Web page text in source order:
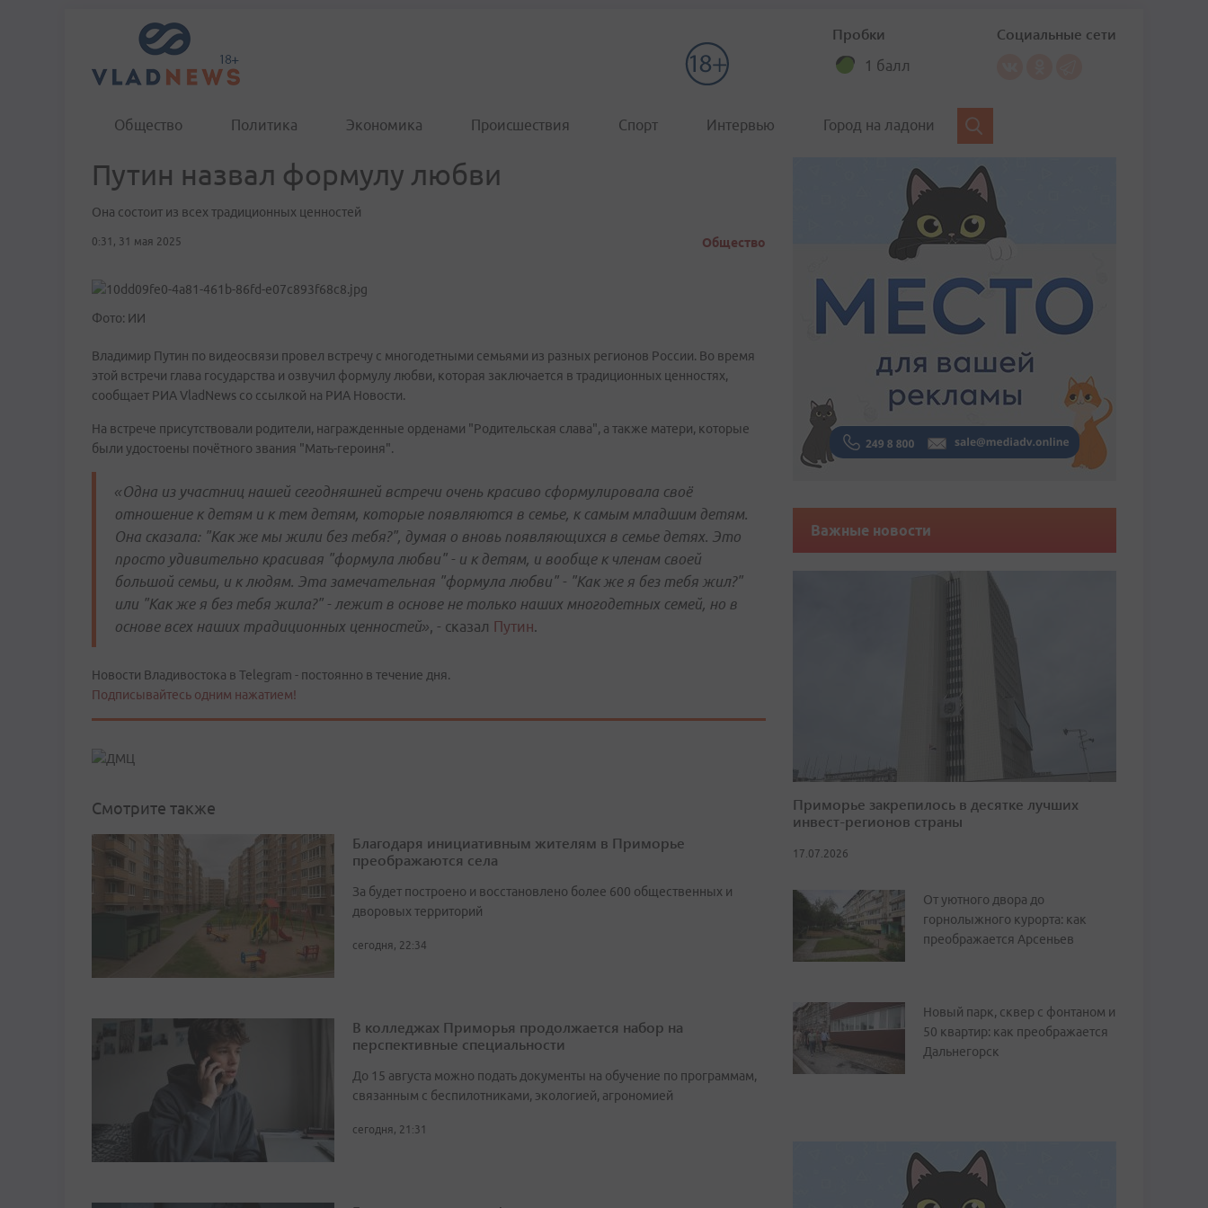
Пробки
1 балл
Социальные сети
Общество Политика Экономика Происшествия Спорт Интервью Город на ладони
Путин назвал формулу любви
Она состоит из всех традиционных ценностей
0:31, 31 мая 2025 Общество
Фото: ИИ
Владимир Путин по видеосвязи провел встречу с многодетными семьями из разных регионов России. Во время
этой встречи глава государства и озвучил формулу любви, которая заключается в традиционных ценностях,
сообщает РИА VladNews со ссылкой на РИА Новости.
На встрече присутствовали родители, награжденные орденами "Родительская слава", а также матери, которые
были удостоены почётного звания "Мать-героиня".
«Одна из участниц нашей сегодняшней встречи очень красиво сформулировала своё
отношение к детям и к тем детям, которые появляются в семье, к самым младшим детям.
Она сказала: "Как же мы жили без тебя?", думая о вновь появляющихся в семье детях. Это
просто удивительно красивая "формула любви" - и к детям, и вообще к членам своей
большой семьи, и к людям. Эта замечательная "формула любви" - "Как же я без тебя жил?"
или "Как же я без тебя жила?" - лежит в основе не только наших многодетных семей, но в
основе всех наших традиционных ценностей», - сказал Путин.
Новости Владивостока в Telegram - постоянно в течение дня.
Подписывайтесь одним нажатием!
Смотрите также
Благодаря инициативным жителям в Приморье
преображаются села
За будет построено и восстановлено более 600 общественных и
дворовых территорий
сегодня, 22:34
В колледжах Приморья продолжается набор на
перспективные специальности
До 15 августа можно подать документы на обучение по программам,
связанным с беспилотниками, экологией, агрономией
сегодня, 21:31
Важные новости
Приморье закрепилось в десятке лучших
инвест-регионов страны
17.07.2026
От уютного двора до
горнолыжного курорта: как
преображается Арсеньев
Новый парк, сквер с фонтаном и
50 квартир: как преображается
Дальнегорск